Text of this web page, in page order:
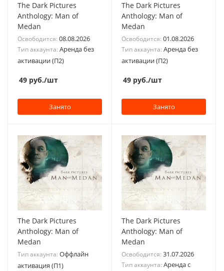
The Dark Pictures
Anthology: Man of
Medan
Освободится: 08.08.2026
Тип аккаунта: Аренда без
активации (П2)
49 руб./шт
Занято
The Dark Pictures
Anthology: Man of
Medan
Освободится: 01.08.2026
Тип аккаунта: Аренда без
активации (П2)
49 руб./шт
Занято
The Dark Pictures
Anthology: Man of
Medan
Тип аккаунта: Оффлайн
активация (П1)
The Dark Pictures
Anthology: Man of
Medan
Освободится: 31.07.2026
Тип аккаунта: Аренда с